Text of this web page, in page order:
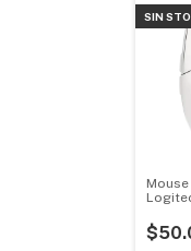
SIN